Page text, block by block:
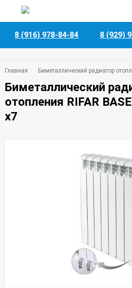
8 (916) 978-84-84 8 (929)
Главная Биметаллический радиатор
Биметаллический
отопления RIFAR
x7